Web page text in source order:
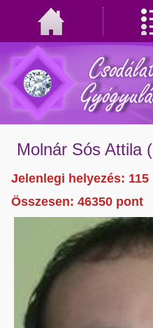
Molnár Sós Attila (
Jelenlegi helyezés: 115
Összesen: 46350 pont